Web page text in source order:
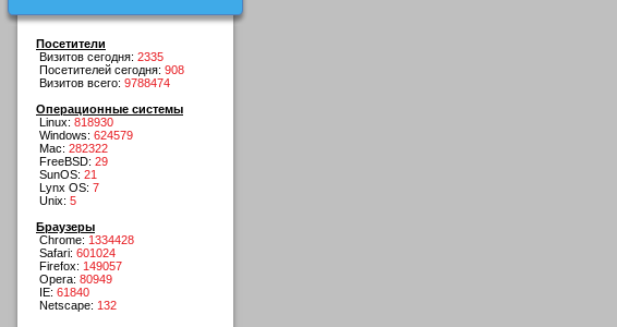
Посетители
Визитов сегодня: 2335
Посетителей сегодня: 908
Визитов всего: 9788474
Операционные системы
Linux: 818930
Windows: 624579
Mac: 282322
FreeBSD: 29
SunOS: 21
Lynx OS: 7
Unix: 5
Браузеры
Chrome: 1334428
Safari: 601024
Firefox: 149057
Opera: 80949
IE: 61840
Netscape: 132